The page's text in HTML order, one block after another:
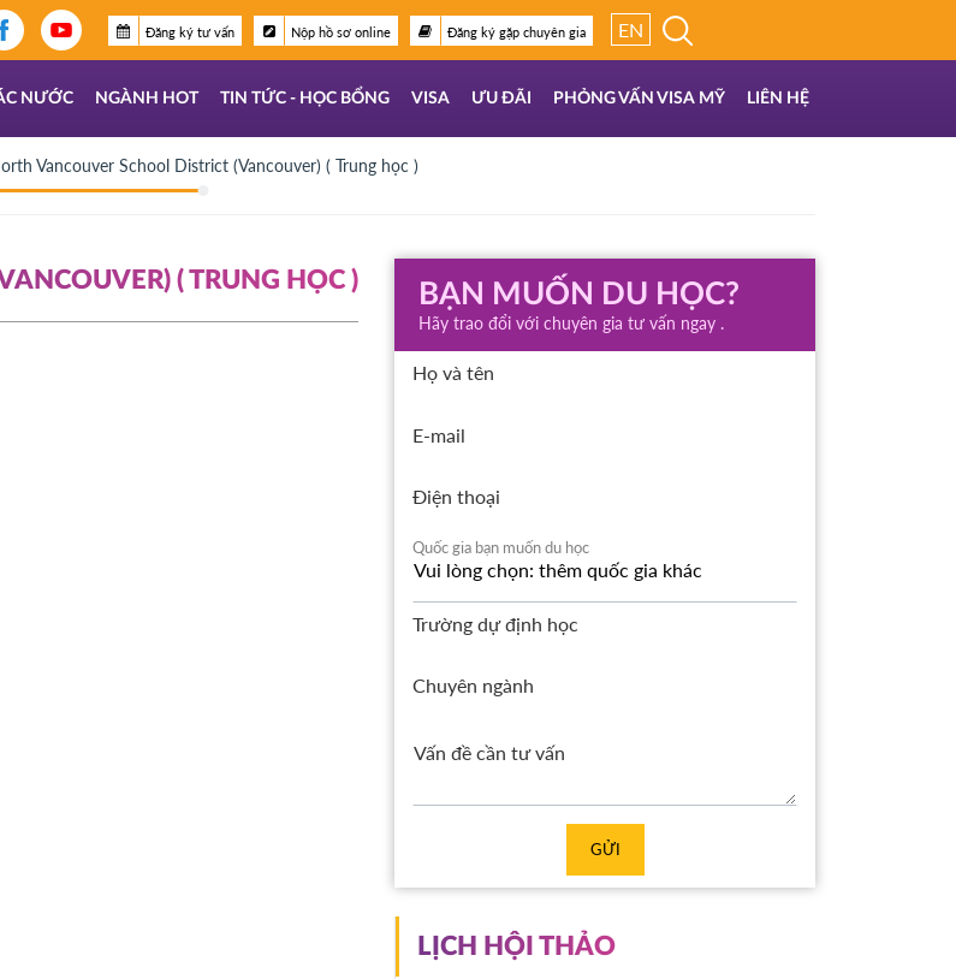
Đăng ký tư vấn Nộp hồ sơ online Đăng ký gặp chuyên gia EN
NƯỚC NGÀNH HOT TIN TỨC - HỌC BỔNG VISA ƯU ĐÃI PHỎNG VẤN VISA MỸ LIÊN HỆ
Vancouver School District (Vancouver) ( Trung học )
( TRUNG HỌC ) BẠN MUỐN DU HỌC?
Hãy trao đổi với chuyên gia tư vấn ngay .
Họ và tên
E-mail
Điện thoại
Quốc gia bạn muốn du học
Trường dự định học
Chuyên ngành
GỬI
LỊCH HỘI THẢO